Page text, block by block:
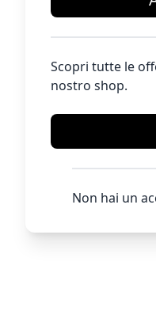
Scopri tutte le
nostro shop.
Non hai un